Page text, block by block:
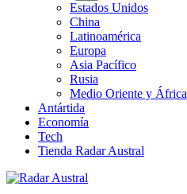
Estados Unidos
China
Latinoamérica
Europa
Asia Pacífico
Rusia
Medio Oriente y África
Antártida
Economía
Tech
Tienda Radar Austral